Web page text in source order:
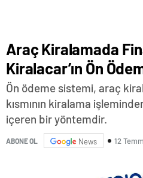
Araç Kiralamada
Kiralacar’ın Ön
Ön ödeme sistemi, araç
kısmının kiralama
içeren bir yöntemdir.
ABONE OL News 12